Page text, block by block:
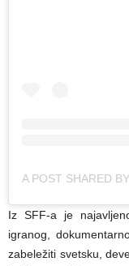
Iz SFF-a je
igranog,
zabeležiti svetsku,